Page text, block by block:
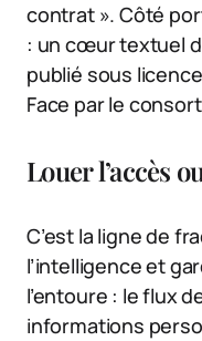
contrat ». Côté
: un cœur textuel
publié sous
Face par le
Louer l’accès
C’est la ligne de
l’intelligence et
l’entoure : le flux
informations